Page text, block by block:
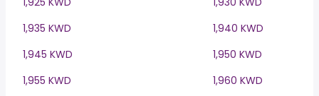
1,935 KWD
1,940 KWD
1,945 KWD
1,950 KWD
1,955 KWD
1,960 KWD